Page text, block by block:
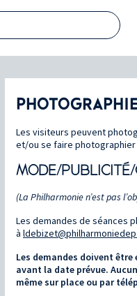
Les visiteurs peuvent
et/ou se faire
MODE/
(La Philharmonie n’est pas
Les demandes de séances
à
Les demandes doivent
avant la date prévue.
même sur place ou par